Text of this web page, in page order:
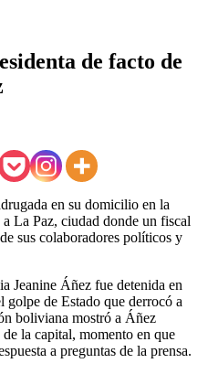
de facto de
en su domicilio en la
La Paz, ciudad donde un fiscal
Jeanine Áñez fue detenida en
de Estado que derrocó a
la capital, momento en que
a preguntas de la prensa.
estaban el actual ministro del
del Castillo, y varios